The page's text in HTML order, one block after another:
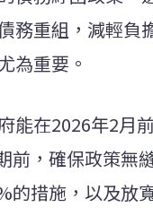
務重組，減輕負
為重要。
能在2026年2月
前，確保政策無
的措施，以及放